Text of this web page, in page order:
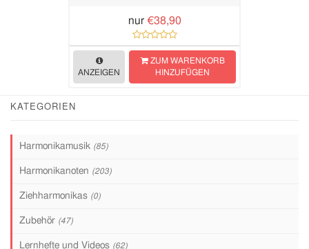
nur €38,90
ANZEIGEN
ZUM WARENKORB
HINZUFÜGEN
KATEGORIEN
Harmonikamusik (85)
Harmonikanoten (203)
Ziehharmonikas (0)
Zubehör (47)
Lernhefte und Videos (62)